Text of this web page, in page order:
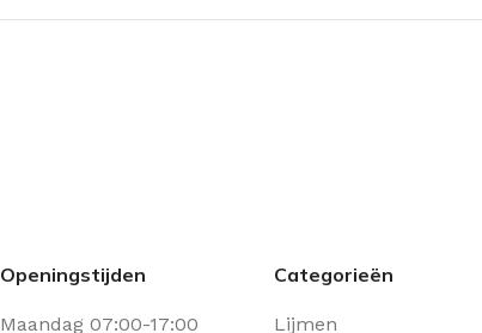
Openingstijden
Maandag 07:00-17:00
Categorieën
Lijmen